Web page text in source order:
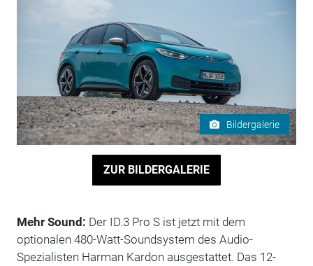
Bildergalerie
ZUR BILDERGALERIE
Mehr Sound: Der ID.3 Pro S ist jetzt mit dem
optionalen 480-Watt-Soundsystem des Audio-
Spezialisten Harman Kardon ausgestattet. Das 12-